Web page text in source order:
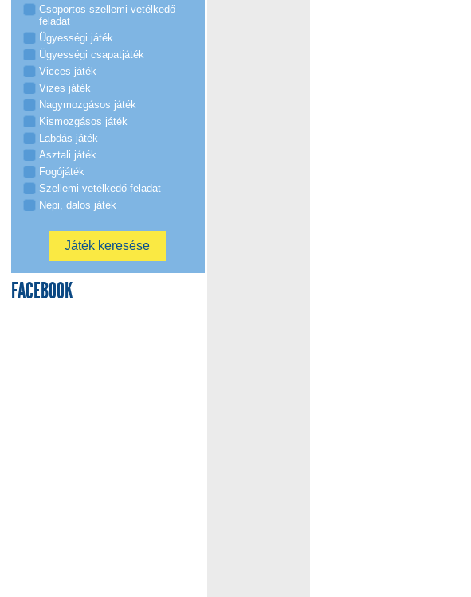
Csoportos szellemi vetélkedő
feladat
Ügyességi játék
Ügyességi csapatjáték
Vicces játék
Vizes játék
Nagymozgásos játék
Kismozgásos játék
Labdás játék
Asztali játék
Fogójáték
Szellemi vetélkedő feladat
Népi, dalos játék
FACEBOOK